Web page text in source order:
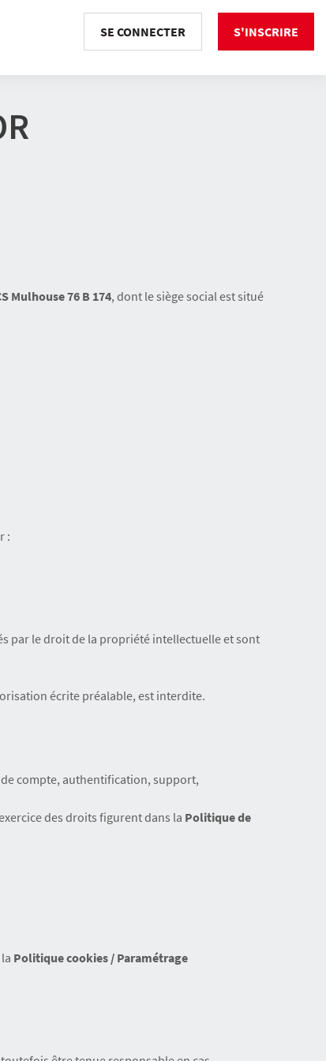
SE CONNECTER S'INSCRIRE
Mulhouse 76 B 174, dont le siège social est situé
:
par le droit de la propriété intellectuelle et sont
écrite préalable, est interdite.
de compte, authentification, support,
des droits figurent dans la Politique de
Politique cookies / Paramétrage